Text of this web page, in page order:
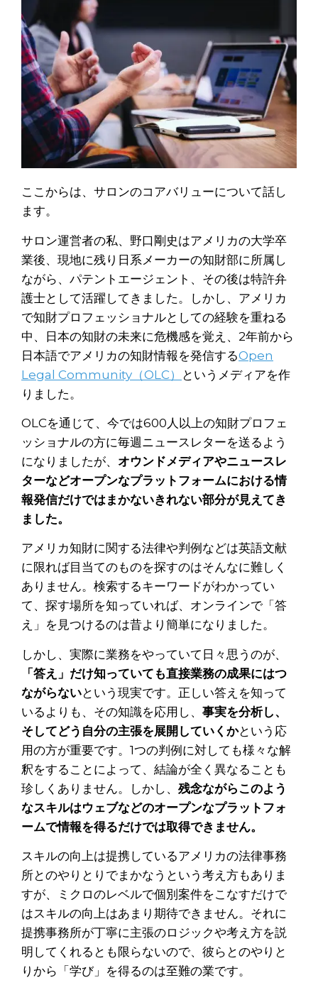
ここからは、サロンのコアバリューについて話し
ます。
サロン運営者の私、野口剛史はアメリカの大学卒
業後、現地に残り日系メーカーの知財部に所属し
ながら、パテントエージェント、その後は特許弁
護士として活躍してきました。しかし、アメリカ
で知財プロフェッショナルとしての経験を重ねる
中、日本の知財の未来に危機感を覚え、2年前から
日本語でアメリカの知財情報を発信するOpen
Legal Community（OLC）
というメディアを作
りました。
OLCを通じて、今では600人以上の知財プロフェ
ッショナルの方に毎週ニュースレターを送るよう
になりましたが、 オウンドメディアやニュースレ
ターなどオープンなプラットフォームにおける情
報発信だけではまかないきれない部分が見えてき
ました。
アメリカ知財に関する法律や判例などは英語文献
に限れば目当てのものを探すのはそんなに難しく
ありません。検索するキーワードがわかってい
て、探す場所を知っていれば、オンラインで「答
え」を見つけるのは昔より簡単になりました。
しかし、実際に業務をやっていて日々思うのが、
「答え」だけ知っていても直接業務の成果にはつ
ながらないという現実です。正しい答えを知って
いるよりも、その知識を応用し、 事実を分析し、
そしてどう自分の主張を展開していくかという応
用の方が重要です。1つの判例に対しても様々な解
釈をすることによって、結論が全く異なることも
珍しくありません。しかし、 残念ながらこのよう
なスキルはウェブなどのオープンなプラットフォ
ームで情報を得るだけでは取得できません。
スキルの向上は提携しているアメリカの法律事務
所とのやりとりでまかなうという考え方もありま
すが、ミクロのレベルで個別案件をこなすだけで
はスキルの向上はあまり期待できません。それに
提携事務所が丁寧に主張のロジックや考え方を説
明してくれるとも限らないので、彼らとのやりと
りから「学び」を得るのは至難の業です。